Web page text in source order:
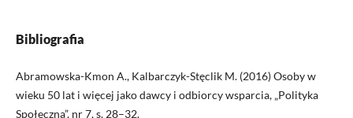
Bibliografia
Abramowska-Kmon A., Kalbarczyk-Stęclik M. (2016) Osoby w
wieku 50 lat i więcej jako dawcy i odbiorcy wsparcia, „Polityka
Społeczna”, nr 7, s. 28–32.